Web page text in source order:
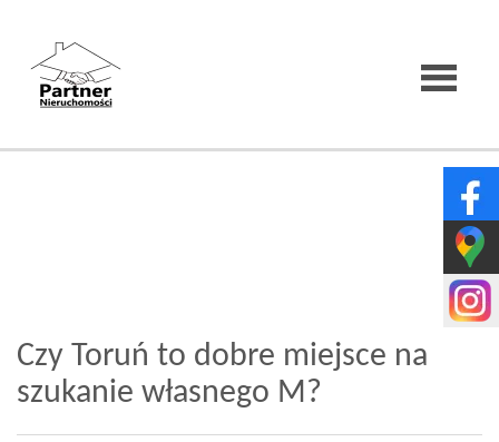
Strona
główna
Czy Toruń to dobre miejsce na
szukanie własnego M?